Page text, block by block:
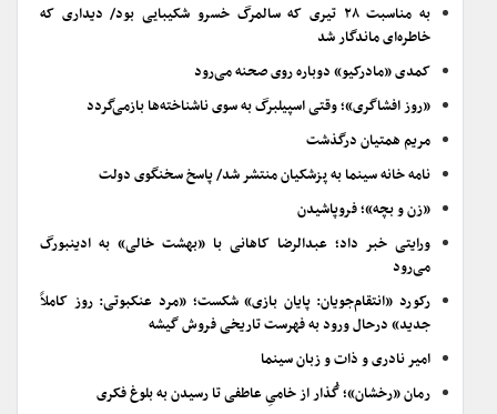
به مناسبت ۲۸ تیری که سالمرگ خسرو شکیبایی بود/ دیداری که
خاطره‌ای ماندگار شد
کمدی «مادرکیو» دوباره روی صحنه می‌رود
«روز افشاگری»؛ وقتی اسپیلبرگ به سوی ناشناخته‌ها بازمی‌گردد
مریم همتیان درگذشت
نامه خانه سینما به پزشکیان منتشر شد/ پاسخ سخنگوی دولت
«زن و بچه»؛ فروپاشیدن
ورایتی خبر داد؛ عبدالرضا کاهانی با «بهشت خالی» به ادینبورگ
می‌رود
رکورد «انتقام‌جویان: پایان بازی» شکست؛ «مرد عنکبوتی: روز کاملاً
جدید» درحال ورود به فهرست تاریخی فروش گیشه
امیر نادری و ذات و زبان سینما
رمان «رخشان»؛ گُذار از خامیِ عاطفی تا رسیدن به بلوغ فکری